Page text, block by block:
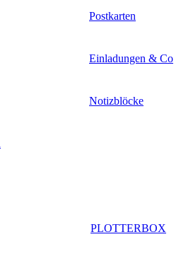
Postkarten
Einladungen & Co
Notizblöcke
PLOTTERBOX